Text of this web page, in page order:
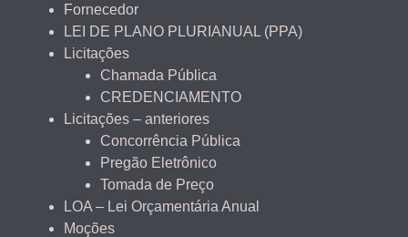
Fornecedor
LEI DE PLANO PLURIANUAL (PPA)
Licitações
Chamada Pública
CREDENCIAMENTO
Licitações – anteriores
Concorrência Pública
Pregão Eletrônico
Tomada de Preço
LOA – Lei Orçamentária Anual
Moções